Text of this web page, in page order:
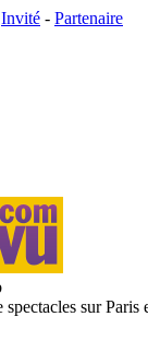
Invité - Partenaire
sur Paris